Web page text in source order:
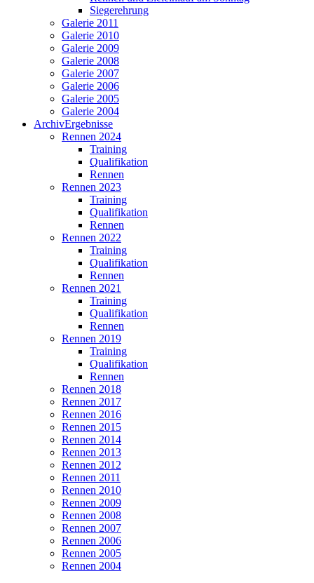
Siegerehrung
Galerie 2011
Galerie 2010
Galerie 2009
Galerie 2008
Galerie 2007
Galerie 2006
Galerie 2005
Galerie 2004
ArchivErgebnisse
Rennen 2024
Training
Qualifikation
Rennen
Rennen 2023
Training
Qualifikation
Rennen
Rennen 2022
Training
Qualifikation
Rennen
Rennen 2021
Training
Qualifikation
Rennen
Rennen 2019
Training
Qualifikation
Rennen
Rennen 2018
Rennen 2017
Rennen 2016
Rennen 2015
Rennen 2014
Rennen 2013
Rennen 2012
Rennen 2011
Rennen 2010
Rennen 2009
Rennen 2008
Rennen 2007
Rennen 2006
Rennen 2005
Rennen 2004